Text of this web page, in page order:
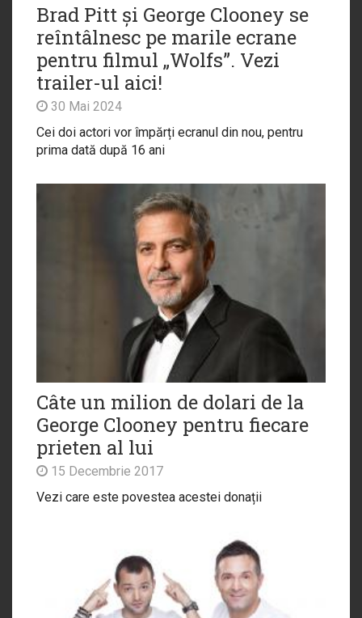
Brad Pitt și George Clooney se
reîntâlnesc pe marile ecrane
pentru filmul „Wolfs”. Vezi
trailer-ul aici!
30 Mai 2024
Cei doi actori vor împărți ecranul din nou, pentru
prima dată după 16 ani
Câte un milion de dolari de la
George Clooney pentru fiecare
prieten al lui
15 Decembrie 2017
Vezi care este povestea acestei donații